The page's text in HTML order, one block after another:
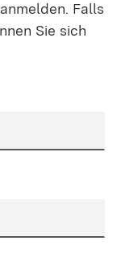
Falls
Sie sich